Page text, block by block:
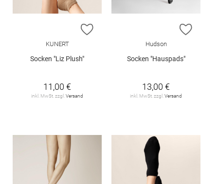
ZUR WUNSCHLISTE HINZUFÜGEN
KUNERT
Socken "Liz Plush"
11,00 €
inkl. MwSt. zzgl. Versand
ZUR
Hudson
Socken "Hauspads"
13,00 €
inkl. MwSt. zzgl. Versand